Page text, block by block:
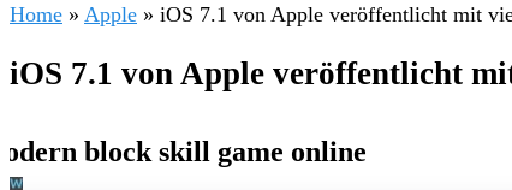
Home » Apple » iOS 7.1 von Apple veröffentlicht mit
iOS 7.1 von Apple veröffentlicht